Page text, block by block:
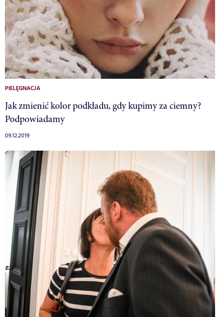
PIELĘGNACJA
Jak zmienić kolor podkładu, gdy kupimy za ciemny?
Podpowiadamy
09.12.2019